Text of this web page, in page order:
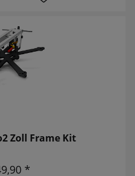
Zoll Frame Kit
*